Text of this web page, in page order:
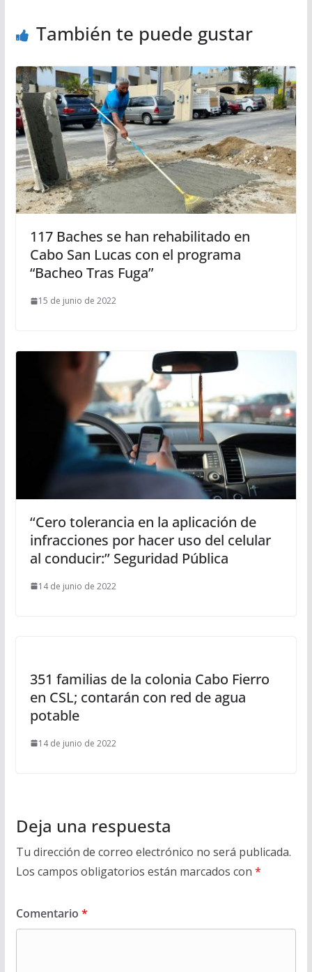
También te puede gustar
117 Baches se han rehabilitado en
Cabo San Lucas con el programa
“Bacheo Tras Fuga”
15 de junio de 2022
‘‘Cero tolerancia en la aplicación de
infracciones por hacer uso del celular
al conducir:’’ Seguridad Pública
14 de junio de 2022
351 familias de la colonia Cabo Fierro
en CSL; contarán con red de agua
potable
14 de junio de 2022
Deja una respuesta
Tu dirección de correo electrónico no será publicada.
Los campos obligatorios están marcados con *
Comentario *